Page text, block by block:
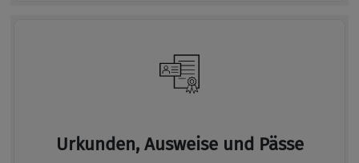
Urkunden, Ausweise und Pässe